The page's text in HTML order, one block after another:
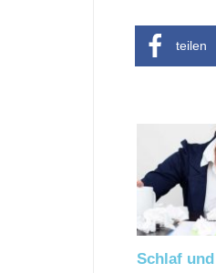
teilen
Schlaf